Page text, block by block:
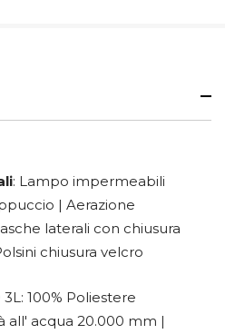
: Lampo impermeabili
| Aerazione
laterali con chiusura
chiusura velcro
3L: 100% Poliestere
all' acqua 20.000 mm |